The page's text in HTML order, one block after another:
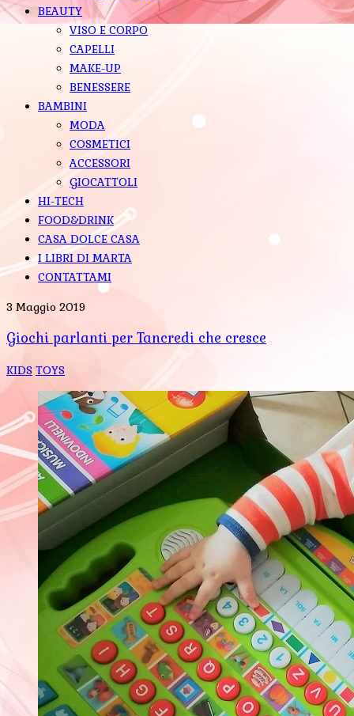
BEAUTY
VISO E CORPO
CAPELLI
MAKE-UP
BENESSERE
BAMBINI
MODA
COSMETICI
ACCESSORI
GIOCATTOLI
HI-TECH
FOOD&DRINK
CASA DOLCE CASA
I LIBRI DI MARTA
CONTATTAMI
3 Maggio 2019
Giochi parlanti per Tancredi che cresce
KIDS TOYS